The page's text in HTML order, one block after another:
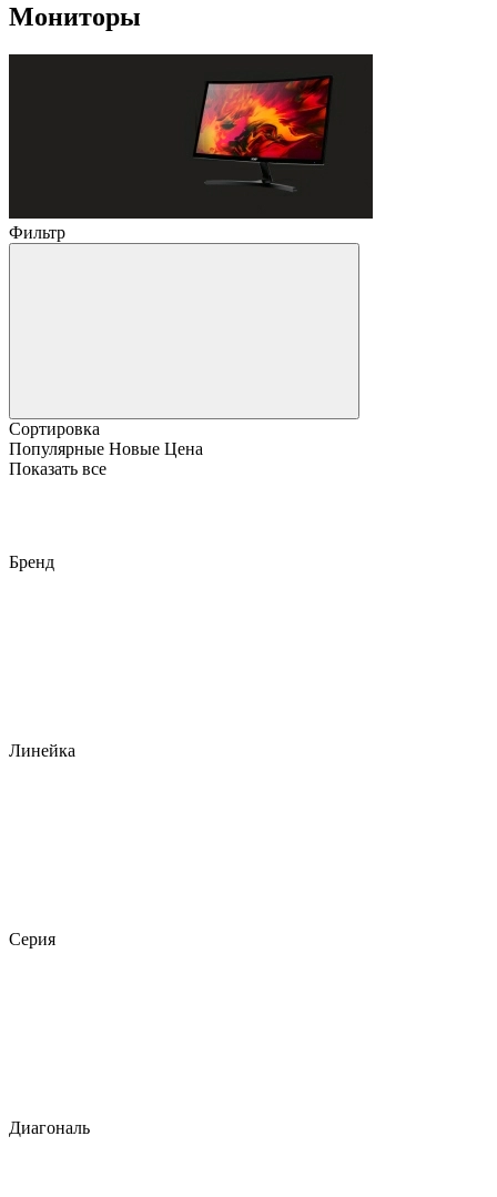
Мониторы
Фильтр
Сортировка
Популярные Новые Цена
Показать все
Бренд
Линейка
Серия
Диагональ